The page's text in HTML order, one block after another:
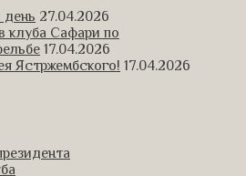
27.04.2026
клуба Сафари по
17.04.2026
Ястржембского! 17.04.2026